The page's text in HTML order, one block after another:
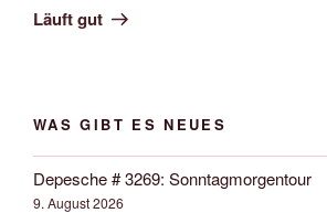
Beitrag
Läuft gut
WAS GIBT ES NEUES
Depesche # 3269: Sonntagmorgentour
9. August 2026